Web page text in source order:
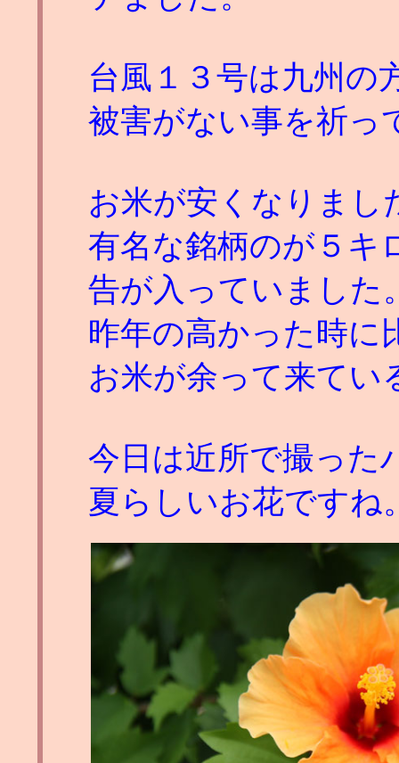
台風１３号は九州の
被害がない事を祈っ
お米が安くなりまし
有名な銘柄のが５キ
告が入っていました
昨年の高かった時に
お米が余って来てい
今日は近所で撮った
夏らしいお花ですね